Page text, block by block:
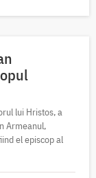
lui Hristos, a
Armeanul,
el episcop al